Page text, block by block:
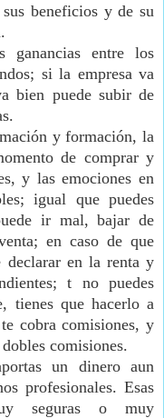
beneficios y de su
ganancias entre los
si la empresa va
bien puede subir de
y formación, la
de comprar y
y las emociones en
igual que puedes
ir mal, bajar de
en caso de que
declarar en la renta y
t no puedes
tienes que hacerlo a
cobra comisiones, y
comisiones.
un dinero aun
profesionales. Esas
seguras o muy